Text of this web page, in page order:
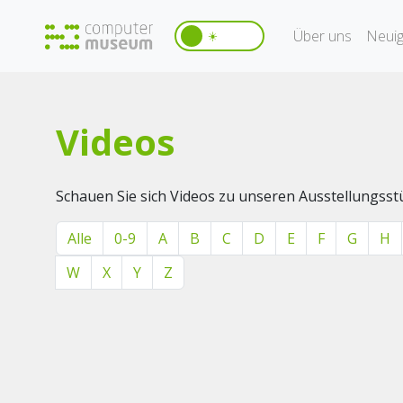
☀️ Über uns
Videos
Schauen Sie sich Videos zu unseren
Alle 0-9 A B C D E F G
H
W
X Y Z